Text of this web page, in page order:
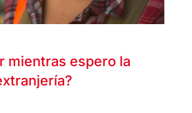
mientras espero la